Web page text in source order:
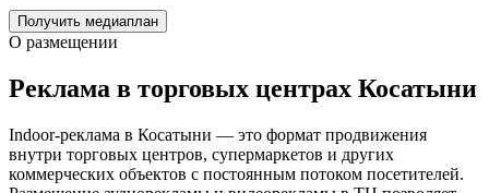
Получить медиаплан
О размещении
Реклама в торговых центрах Косатыни
Indoor-реклама в Косатыни — это формат продвижения
внутри торговых центров, супермаркетов и других
коммерческих объектов с постоянным потоком посетителей.